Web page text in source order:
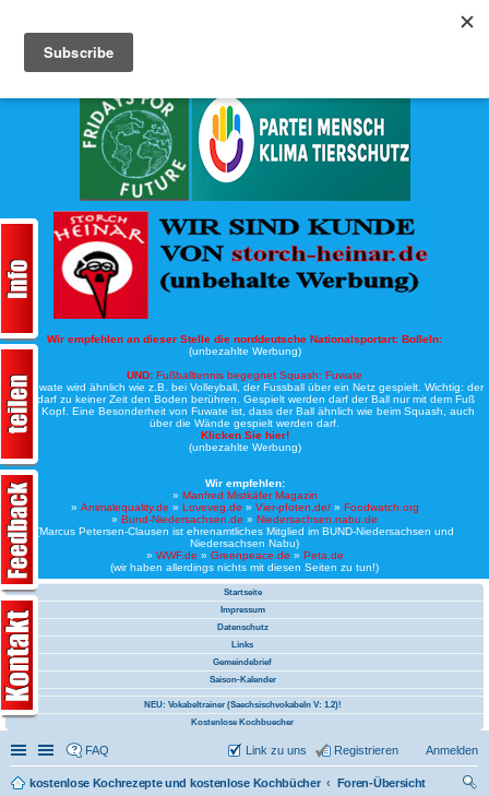
Wir empfehlen an dieser Stelle die norddeutsche Nationalsportart: Boßeln:
(unbezahlte Werbung)
UND: Fußballtennis begegnet Squash: Fuwate
Bei Fuwate wird ähnlich wie z.B. bei Volleyball, der Fussball über ein Netz gespielt. Wichtig: der
Ball darf zu keiner Zeit den Boden berühren. Gespielt werden darf der Ball nur mit dem Fuß
oder Kopf. Eine Besonderheit von Fuwate ist, dass der Ball ähnlich wie beim Squash, auch
über die Wände gespielt werden darf.
Klicken Sie hier!
(unbezahlte Werbung)
Wir empfehlen:
» Manfred Mistkäfer Magazin
» Animalequality.de » Loveveg.de » Vier-pfoten.de/» Foodwatch.org
» Bund-Niedersachsen.de » Niedersachsen.nabu.de
(Marcus Petersen-Clausen ist ehrenamtliches Mitglied im BUND-Niedersachsen und
Niedersachsen Nabu)
» WWF.de » Greenpeace.de » Peta.de
(wir haben allerdings nichts mit diesen Seiten zu tun!)
Startseite
Impressum
Datenschutz
Links
Gemeindebrief
Saison-Kalender
NEU: Vokabeltrainer (Saechsischvokabeln V: 1.2)!
Kostenlose Kochbuecher
Schnellzugriff
Linkliste
FAQ Anmelden
Registrieren
Link zu uns
kostenlose Kochrezepte und kostenlose Kochbücher
Foren-Übersicht